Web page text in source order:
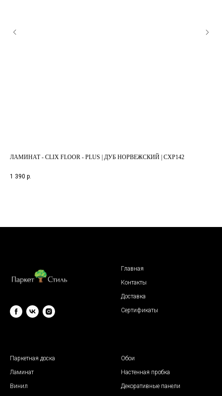
ЛАМИНАТ - CLIX FLOOR - PLUS | ДУБ НОРВЕЖСКИЙ | CXP142
1 390 р.
Главная
Контакты
Доставка
Сертификаты
Паркетная доска
Ламинат
Винил
Обои
Настенная пробка
Декоративные панели